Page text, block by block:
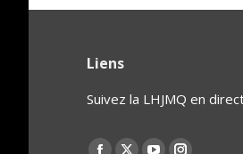
Liens
Suivez la LHJMQ en
Find us on: